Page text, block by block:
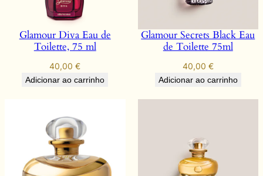
Glamour Diva Eau de
Toilette, 75 ml
40,00€
Adicionar ao carrinho
Glamour Secrets Black Eau
de Toilette 75ml
40,00 €
Adicionar ao carrinho